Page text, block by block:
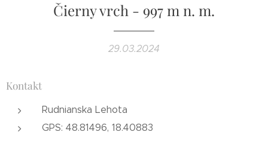
Čierny vrch - 997 m n. m.
29.03.2024
Kontakt
Rudnianska Lehota
GPS: 48.81496, 18.40883